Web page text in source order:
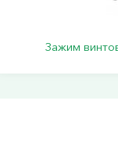
Зажим